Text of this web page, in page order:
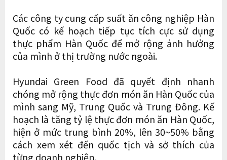
Các công ty cung cấp suất ăn công nghiệp Hàn
Quốc có kế hoạch tiếp tục tích cực sử dụng
thực phẩm Hàn Quốc để mở rộng ảnh hưởng
của mình ở thị trường nước ngoài.
Hyundai Green Food đã quyết định nhanh
chóng mở rộng thực đơn món ăn Hàn Quốc của
mình sang Mỹ, Trung Quốc và Trung Đông. Kế
hoạch là tăng tỷ lệ thực đơn món ăn Hàn Quốc,
hiện ở mức trung bình 20%, lên 30~50% bằng
cách xem xét đến quốc tịch và sở thích của
từng doanh nghiệp.